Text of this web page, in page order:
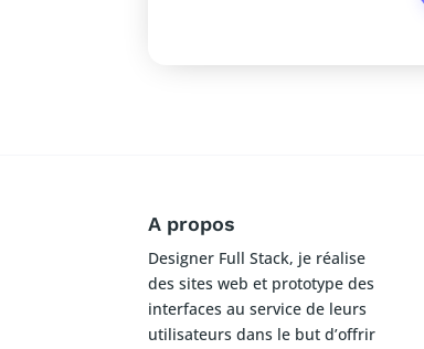
A propos
Designer Full Stack, je réalise
des sites web et prototype des
interfaces au service de leurs
utilisateurs dans le but d’offrir